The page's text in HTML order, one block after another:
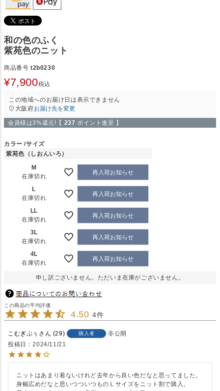
和の色のふく
紫苑色のニット
商品番号 t2b0230
¥7,900税込
この地域へのお届け日は表示できません
大阪府お届け先を変更
会員様は3%還元!【 237 ポイント進呈 】
カラー サイズ
紫苑色（しおんいろ）
M
在庫切れ
再入荷お知らせ
L
在庫切れ
再入荷お知らせ
LL
在庫切れ
再入荷お知らせ
3L
在庫切れ
再入荷お知らせ
4L
在庫切れ
再入荷お知らせ
申し訳ございません。ただいま在庫がございません。
4.50 4
こむぎぶぅ 29 購入者
非公開
投稿日
2024/11/21
ニットはあまり着ないけれど去年から良い色だなと思ってました。
身幅広めだなと思いつついつものＬサイズをニット割で購入。